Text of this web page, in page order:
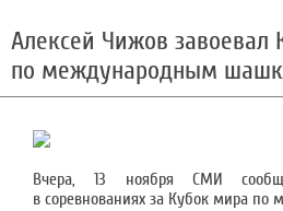
Алексей Чижов завоевал
по международным
Вчера, 13 ноября СМИ
в соревнованиях за Кубок мира